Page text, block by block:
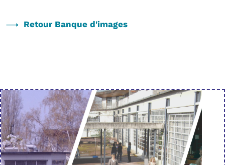
Retour Banque d'images